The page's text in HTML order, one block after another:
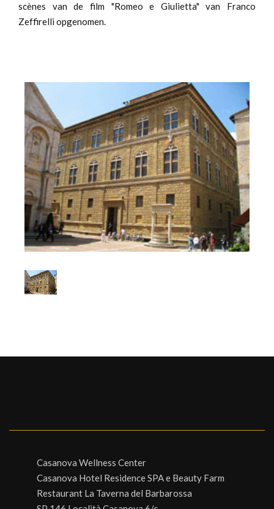
scènes van de film "Romeo e Giulietta" van Franco
Zeffirelli opgenomen.
1/1
Casanova Wellness Center
Casanova Hotel Residence SPA e Beauty Farm
Restaurant La Taverna del Barbarossa